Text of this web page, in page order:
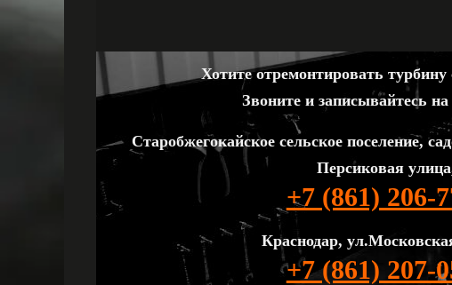
Хотите отремонтировать турбину
Звоните и записывайтесь на
Старобжегокайское сельское поселение,
Персиковая
+7 (861) 206-
Краснодар,
+7 (861) 207-